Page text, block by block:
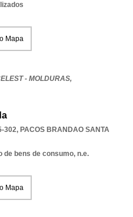
Mapa
- MOLDURAS,
302, PACOS BRANDAO SANTA
bens de consumo, n.e.
Mapa